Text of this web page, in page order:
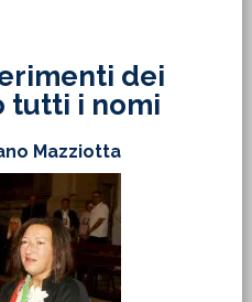
dei
tutti i nomi
Mazziotta